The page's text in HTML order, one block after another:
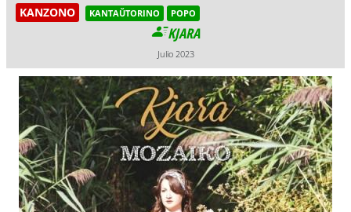
KANZONO KANTAŬTORINO POPO
KJARA
Julio 2023